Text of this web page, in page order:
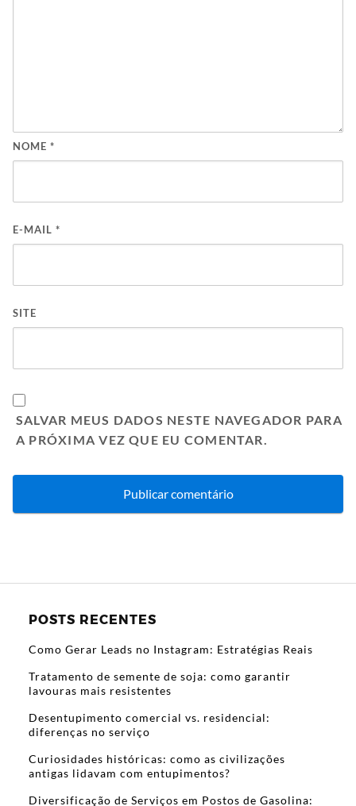
NOME *
E-MAIL *
SITE
SALVAR MEUS DADOS NESTE NAVEGADOR PARA
A PRÓXIMA VEZ QUE EU COMENTAR.
POSTS RECENTES
Como Gerar Leads no Instagram: Estratégias Reais
Tratamento de semente de soja: como garantir
lavouras mais resistentes
Desentupimento comercial vs. residencial:
diferenças no serviço
Curiosidades históricas: como as civilizações
antigas lidavam com entupimentos?
Diversificação de Serviços em Postos de Gasolina: